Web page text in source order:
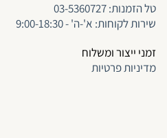
טל הזמנות:03-5360727
שירות לקוחות: א'-ה' - 9:00-18:30
זמני ייצור ומשלוח
מדיניות פרטיות